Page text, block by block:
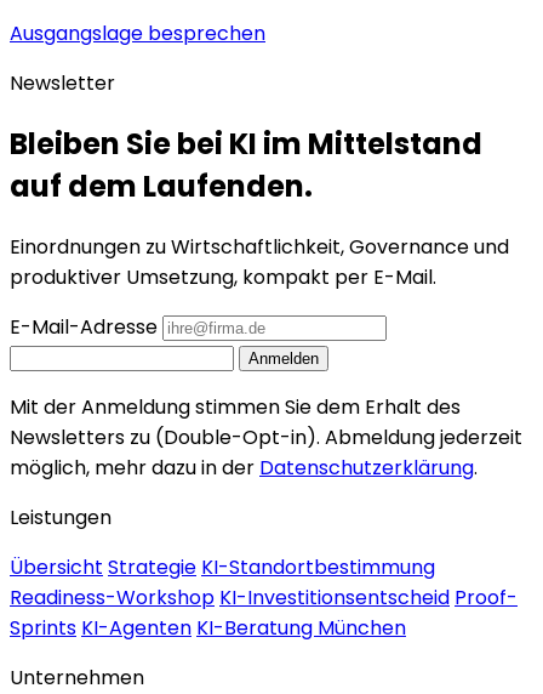
Ausgangslage besprechen
Newsletter
Bleiben Sie bei KI im Mittelstand
auf dem Laufenden.
Einordnungen zu Wirtschaftlichkeit, Governance und
produktiver Umsetzung, kompakt per E-Mail.
E-Mail-Adresse
Anmelden
Mit der Anmeldung stimmen Sie dem Erhalt des
Newsletters zu (Double-Opt-in). Abmeldung jederzeit
möglich, mehr dazu in der Datenschutzerklärung.
Leistungen
Übersicht Strategie KI-Standortbestimmung
Readiness-Workshop KI-Investitionsentscheid Proof-
Sprints KI-Agenten KI-Beratung München
Unternehmen